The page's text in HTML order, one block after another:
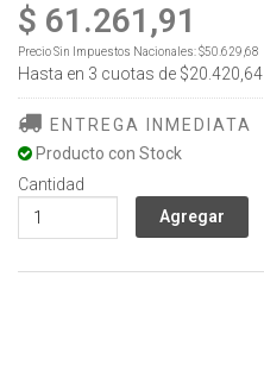
$ 61.261,91
Precio Sin Impuestos Nacionales:$50.629,68
Hasta en 3 cuotas de $20.420,64
ENTREGA INMEDIATA
Producto con Stock
Cantidad